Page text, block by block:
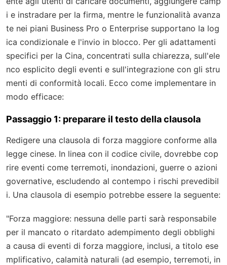
i e instradare per la firma, mentre le funzionalità avanza
te nei piani Business Pro o Enterprise supportano la log
ica condizionale e l'invio in blocco. Per gli adattamenti
specifici per la Cina, concentrati sulla chiarezza, sull'ele
nco esplicito degli eventi e sull'integrazione con gli stru
menti di conformità locali. Ecco come implementare in
modo efficace:
Passaggio 1: preparare il testo della clausola
Redigere una clausola di forza maggiore conforme alla
legge cinese. In linea con il codice civile, dovrebbe cop
rire eventi come terremoti, inondazioni, guerre o azioni
governative, escludendo al contempo i rischi prevedibil
i. Una clausola di esempio potrebbe essere la seguente:
"Forza maggiore: nessuna delle parti sarà responsabile
per il mancato o ritardato adempimento degli obblighi
a causa di eventi di forza maggiore, inclusi, a titolo ese
mplificativo, calamità naturali (ad esempio, terremoti, in